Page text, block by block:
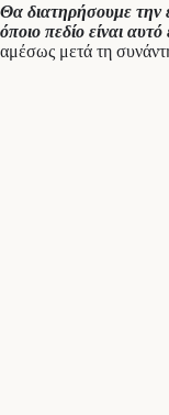
Θα διατηρήσουμε την
όποιο πεδίο είναι
αμέσως μετά τη